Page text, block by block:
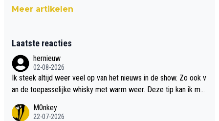
Meer artikelen
Laatste reacties
hernieuw
02-08-2026
Ik steek altijd weer veel op van het nieuws in de show. Zo ook v
an de toepasselijke whisky met warm weer. Deze tip kan ik met
M0nkey
22-07-2026